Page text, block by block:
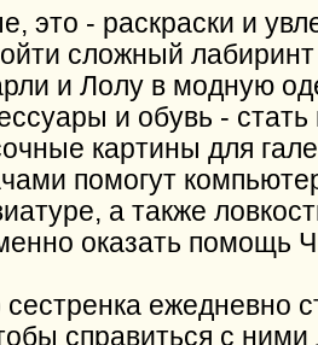
это - раскраски и
сложный
и Лолу в модную
и обувь -
картины для
помогут
а также
оказать помощь
сестренка ежедневно
справиться с ними